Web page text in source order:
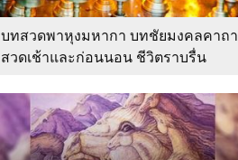
บทสวดพาหุงมหากา บทชัยมงคลคาถา
สวดเช้าและก่อนนอน ชีวิตราบรื่น